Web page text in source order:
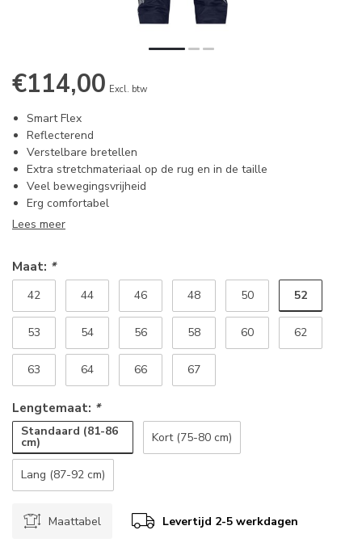
€114,00 Excl. btw
Smart Flex
Reflecterend
Verstelbare bretellen
Extra stretchmateriaal op de rug en in de taille
Veel bewegingsvrijheid
Erg comfortabel
Lees meer
Maat: *
42 44 46 48 50 52
53 54 56 58 60 62
63 64 66 67
Lengtemaat: *
Standaard (81-86
cm) Kort (75-80 cm)
Lang (87-92 cm)
Maattabel Levertijd 2-5 werkdagen